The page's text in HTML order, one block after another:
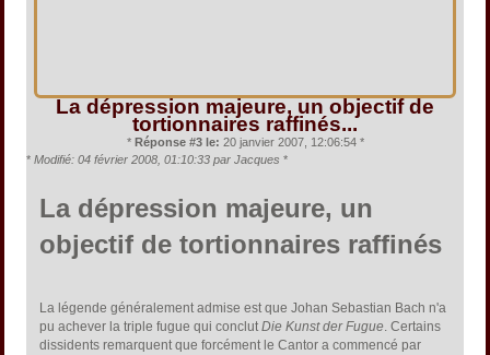
La dépression majeure, un objectif de
tortionnaires raffinés...
* Réponse #3 le: 20 janvier 2007, 12:06:54 *
* Modifié: 04 février 2008, 01:10:33 par Jacques *
La dépression majeure, un
objectif de tortionnaires raffinés
La légende généralement admise est que Johan Sebastian Bach n'a
pu achever la triple fugue qui conclutDie Kunst der Fugue. Certains
dissidents remarquent que forcément le Cantor a commencé par